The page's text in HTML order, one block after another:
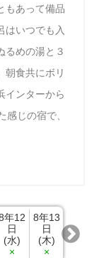
もあって備品
はいつでも入
るめの湯と３
朝食共にボリ
インターから
じの宿で、
年12
日
(水)
×
8年13
日
(木)
×
日
(金)